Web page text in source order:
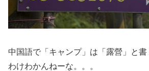
中国語で「キャンプ」は「露營」と書
わけわかんねーな。。。